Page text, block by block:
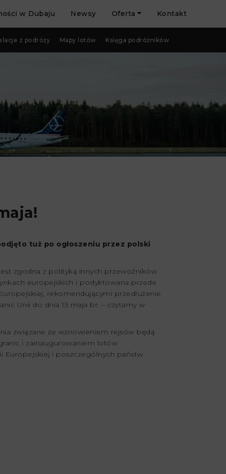
w Dubaju Newsy Oferta Kontakt
z podróży Mapy lotów Księga podróżników
tuż po ogłoszeniu przez polski
zgodna z polityką innych przewoźników
europejskich i podyktowana przede
rekomendującymi przedłużenie
Unii do dnia 15 maja br. – czytamy w
związane ze wznowieniem rejsów będą
i zainaugurowaniem lotów
Europejskiej i poszczególnych państw.